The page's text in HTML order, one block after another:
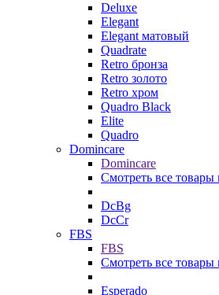
Deluxe
Elegant
Elegant матовый
Quadrate
Retro бронза
Retro золото
Retro хром
Quadro Black
Elite
Quadro
Domincare
Domincare
Смотреть все товары
DcBg
DcCr
FBS
FBS
Смотреть все товары
Esperado